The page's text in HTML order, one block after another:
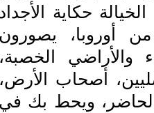
حكاية الأجداد
من أوروبا، يصورون
والأراضي الخصبة،
أصحاب الأرض،
ويحط بك في